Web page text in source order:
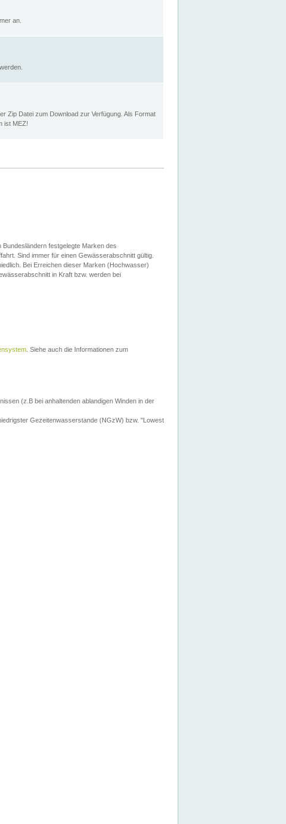
an.
Zip Datei zum Download zur Verfügung. Als Format
ist MEZ!
festgelegte Marken des
Sind immer für einen Gewässerabschnitt gültig.
Bei Erreichen dieser Marken (Hochwasser)
in Kraft bzw. werden bei
. Siehe auch die Informationen zum
(z.B bei anhaltenden ablandigen Winden in der
Gezeitenwasserstande (NGzW) bzw. "Lowest